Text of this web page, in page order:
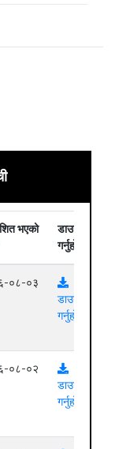
भएको
डाउनलोड
गर्नुहोस्
०८-०३
डाउनलोड
गर्नुहोस्
०८-०२
डाउनलोड
गर्नुहोस्